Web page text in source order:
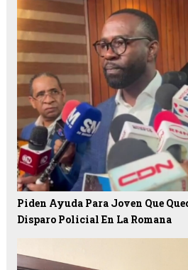
Piden Ayuda Para Joven Que
Disparo Policial En La Romana